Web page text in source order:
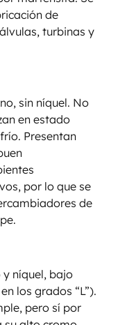
de
turbinas y
sin níquel. No
en estado
Presentan
por lo que se
de
níquel, bajo
los grados “L”).
pero sí por